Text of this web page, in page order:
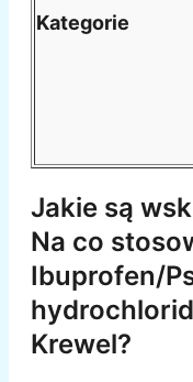
Kategorie
Jakie są
Na co
Ibuprofen/
Krewel?